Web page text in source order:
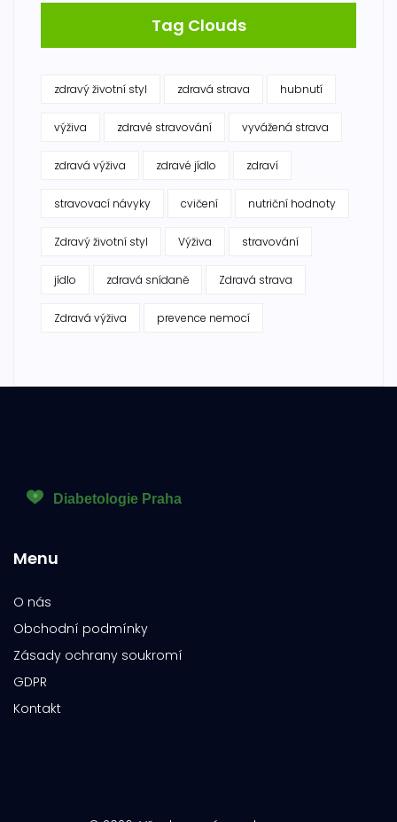
Tag Clouds
zdravý životní styl zdravá strava hubnutí
výživa zdravé stravování vyvážená strava
zdravá výživa zdravé jídlo zdraví
stravovací návyky cvičení nutriční hodnoty
Zdravý životní styl Výživa stravování
jídlo zdravá snídaně Zdravá strava
Zdravá výživa prevence nemocí
Menu
O nás
Obchodní podmínky
Zásady ochrany soukromí
GDPR
Kontakt